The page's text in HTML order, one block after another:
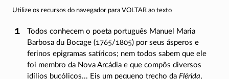
Utilize os recursos do navegador para VOLTAR ao texto
Todos conhecem o poeta português Manuel Maria
Barbosa du Bocage (1765/1805)por seus ásperos e
ferinos epigramas satíricos; nem todos sabem que ele
foi membro da Nova Arcádia e que compôs diversos
idílios bucólicos... Eis um pequeno trecho da Flérida,